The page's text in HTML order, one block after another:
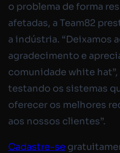
o problema de forma
afetadas, a Team82
a indústria. “Deixamos
agradecimento e
comunidade white hat”,
testando os sistemas
oferecer os melhores
aos nossos clientes”.
Cadastre-se